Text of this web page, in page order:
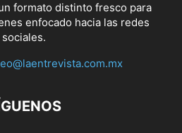
formato distinto fresco para
enfocado hacia las redes
sociales.